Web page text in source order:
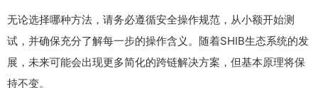
无论选择哪种方法，请务必遵循安全操作规范，从小额开始测
试，并确保充分了解每一步的操作含义。随着SHIB生态系统的发
展，未来可能会出现更多简化的跨链解决方案，但基本原理将保
持不变。